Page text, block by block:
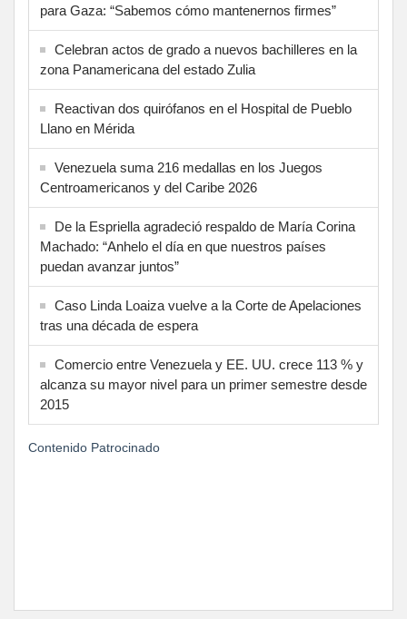
para Gaza: “Sabemos cómo mantenernos firmes”
Celebran actos de grado a nuevos bachilleres en la
zona Panamericana del estado Zulia
Reactivan dos quirófanos en el Hospital de Pueblo
Llano en Mérida
Venezuela suma 216 medallas en los Juegos
Centroamericanos y del Caribe 2026
De la Espriella agradeció respaldo de María Corina
Machado: “Anhelo el día en que nuestros países
puedan avanzar juntos”
Caso Linda Loaiza vuelve a la Corte de Apelaciones
tras una década de espera
Comercio entre Venezuela y EE. UU. crece 113 % y
alcanza su mayor nivel para un primer semestre desde
2015
Contenido Patrocinado